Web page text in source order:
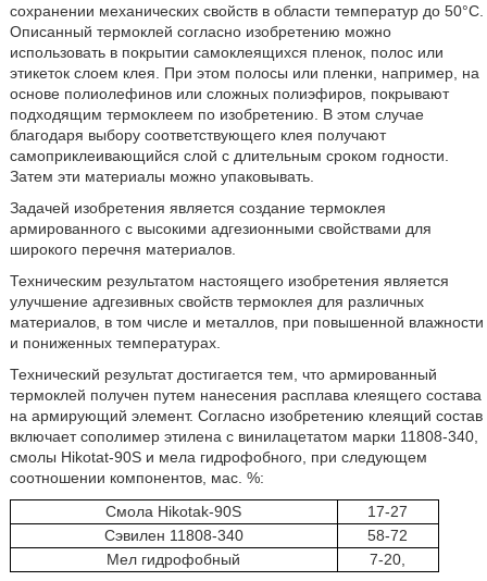
сохранении механических свойств в области температур до 50°С.
Описанный термоклей согласно изобретению можно
использовать в покрытии самоклеящихся пленок, полос или
этикеток слоем клея. При этом полосы или пленки, например, на
основе полиолефинов или сложных полиэфиров, покрывают
подходящим термоклеем по изобретению. В этом случае
благодаря выбору соответствующего клея получают
самоприклеивающийся слой с длительным сроком годности.
Затем эти материалы можно упаковывать.
Задачей изобретения является создание термоклея
армированного с высокими адгезионными свойствами для
широкого перечня материалов.
Техническим результатом настоящего изобретения является
улучшение адгезивных свойств термоклея для различных
материалов, в том числе и металлов, при повышенной влажности
и пониженных температурах.
Технический результат достигается тем, что армированный
термоклей получен путем нанесения расплава клеящего состава
на армирующий элемент. Согласно изобретению клеящий состав
включает сополимер этилена с винилацетатом марки 11808-340,
смолы Hikotat-90S и мела гидрофобного, при следующем
соотношении компонентов, мас. %:
Смола Hikotak-90S
17-27
Сэвилен 11808-340
58-72
Мел гидрофобный
7-20,